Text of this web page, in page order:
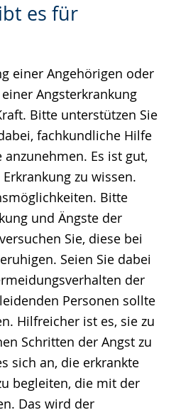
es für
einer Angehörigen oder
Angsterkrankung
Bitte unterstützen Sie
fachkundliche Hilfe
Es ist gut,
zu wissen.
Bitte
und Ängste der
Sie, diese bei
Seien Sie dabei
der
Personen sollte
Hilfreicher ist es, sie zu
Schritten der Angst zu
sich an, die erkrankte
begleiten, die mit der
Das wird der